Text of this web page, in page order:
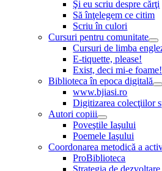
Şi eu scriu despre cărţi
Să înţelegem ce citim
Scriu în culori
Cursuri pentru comunitate
Cursuri de limba
E-tiquette, please!
Exist, deci mi-e foame!
Biblioteca în epoca digitală
www.bjiasi.ro
Digitizarea colecţiilor
Autori copiii
Poveştile Iaşului
Poemele Iaşului
Coordonarea metodică a
ProBiblioteca
Strategia de